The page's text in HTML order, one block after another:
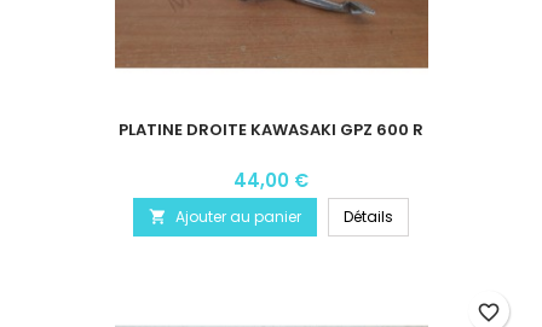
PLATINE DROITE KAWASAKI GPZ 600 R
44,00 €
 Ajouter au panier Détails
favorite_border